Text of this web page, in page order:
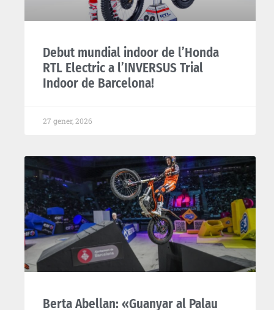
Debut mundial indoor de l’Honda
RTL Electric a l’INVERSUS Trial
Indoor de Barcelona!
27 gener, 2026
Berta Abellan: «Guanyar al Palau